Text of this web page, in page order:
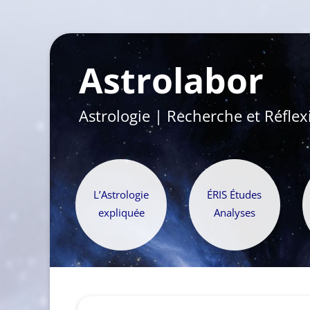
Astrolabor
Astrologie | Recherche et
L’Astrologie
expliquée
ÉRIS Études
Analyses